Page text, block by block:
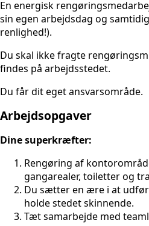
En energisk
sin egen arbejdsdag og
renlighed!).
Du skal ikke fragte
findes på arbejdsstedet.
Du får dit eget ansvarsområde.
Arbejdsopgaver
Dine superkræfter:
Rengøring af
gangarealer, toiletter og
Du sætter en ære i at
holde stedet skinnende.
Tæt samarbejde med